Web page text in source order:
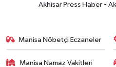
Akhisar Press Haber -
Manisa Nöbetçi Eczaneler
Manisa Namaz Vakitleri